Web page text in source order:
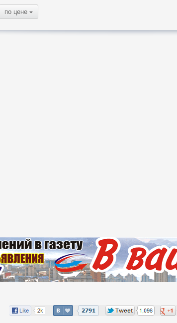
по цене {